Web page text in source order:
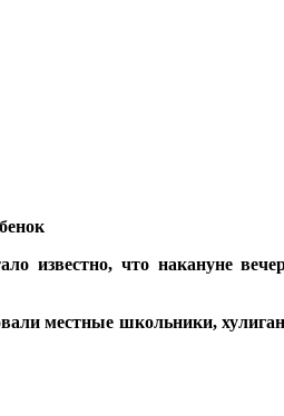
известно, что накануне
местные школьники,